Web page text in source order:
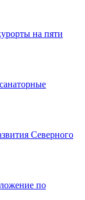
на пяти
Северного
по